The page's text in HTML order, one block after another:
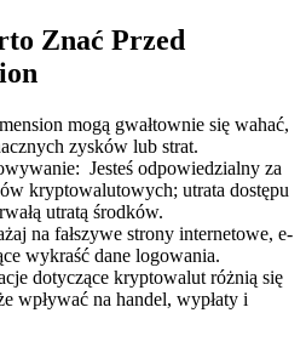
Znać Przed
mogą gwałtownie się wahać,
zysków lub strat.
: Jesteś odpowiedzialny za
kryptowalutowych; utrata dostępu
utratą środków.
na fałszywe strony internetowe, e-
wykraść dane logowania.
dotyczące kryptowalut różnią się
wpływać na handel, wypłaty i